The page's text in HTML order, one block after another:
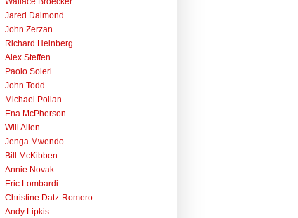
Jared Daimond
John Zerzan
Richard Heinberg
Alex Steffen
Paolo Soleri
John Todd
Michael Pollan
Ena McPherson
Will Allen
Jenga Mwendo
Bill McKibben
Annie Novak
Eric Lombardi
Christine Datz-Romero
Andy Lipkis